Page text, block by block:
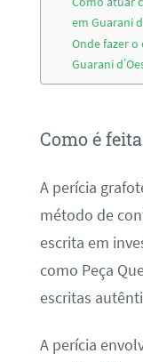
em Guarani
Onde fazer
Guarani
Como é
A perícia
método de
escrita em
como Peça
escritas
A perícia